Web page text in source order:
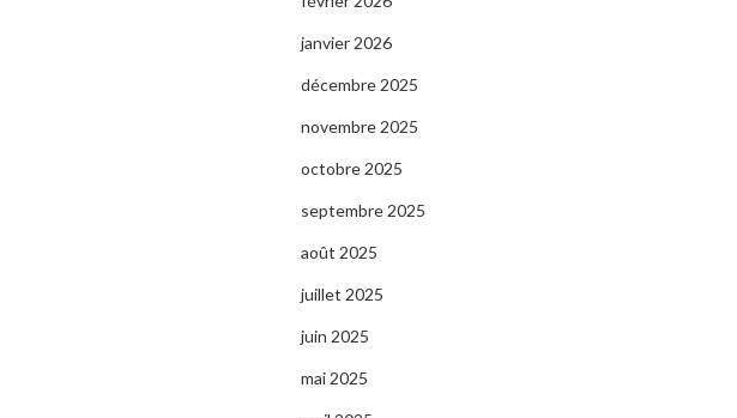
janvier 2026
décembre 2025
novembre 2025
octobre 2025
septembre 2025
août 2025
juillet 2025
juin 2025
mai 2025